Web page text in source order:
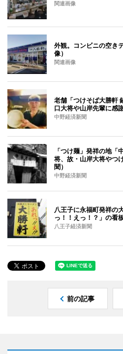
関連画像
外観。コンビニの空き
像）
関連画像
老舗「つけそば大勝軒
口大将や山岸先輩に感
中野経済新聞
「つけ麺」発祥の地
将、故・山岸大将やつ
聞）
中野経済新聞
八王子に永福町発祥の
っ！！えっ！？」の看
八王子経済新聞
前の記事